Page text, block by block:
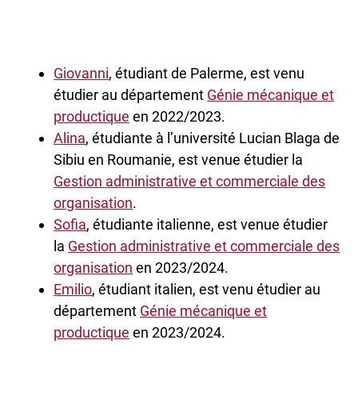
Giovanni, étudiant de Palerme, est venu
étudier au département Génie mécanique et
productique en 2022/2023.
Alina, étudiante à l’université Lucian Blaga de
Sibiu en Roumanie, est venue étudier la
Gestion administrative et commerciale des
organisation.
Sofia, étudiante italienne, est venue étudier
la Gestion administrative et commerciale des
organisation en 2023/2024.
Emilio, étudiant italien, est venu étudier au
département Génie mécanique et
productique en 2023/2024.